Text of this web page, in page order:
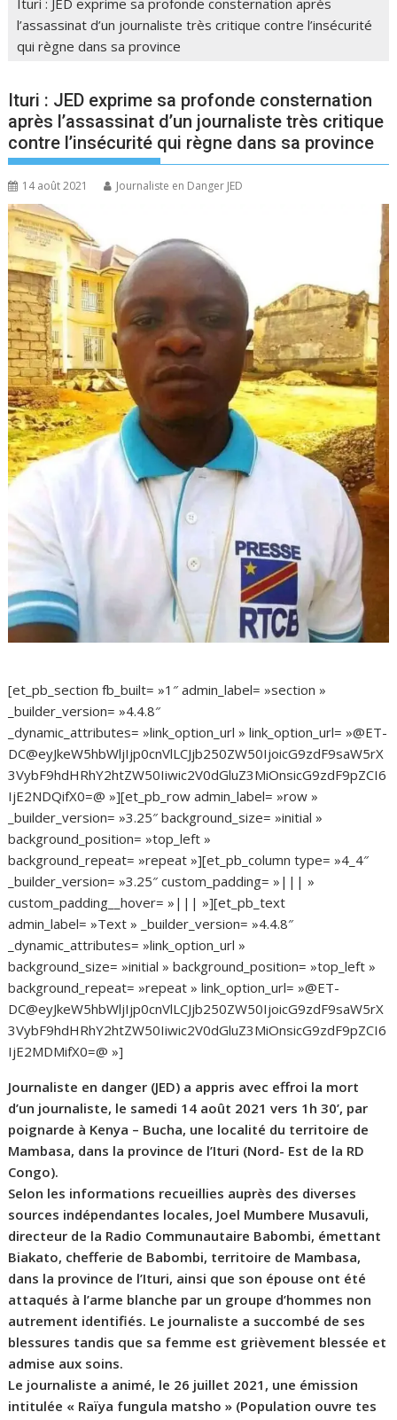
l’assassinat d’un journaliste très critique contre l’insécurité
qui règne dans sa province
Ituri : JED exprime sa profonde consternation
après l’assassinat d’un journaliste très critique
contre l’insécurité qui règne dans sa province
14 août 2021 Journaliste en Danger JED
[et_pb_section fb_built= »1″ admin_label= »section »
_builder_version= »4.4.8″
_dynamic_attributes= »link_option_url » link_option_url= »@ET-
DC@eyJkeW5hbWljIjp0cnVlLCJjb250ZW50IjoicG9zdF9saW5rX
3VybF9hdHRhY2htZW50Iiwic2V0dGluZ3MiOnsicG9zdF9pZCI6
IjE2NDQifX0=@ »][et_pb_row admin_label= »row »
_builder_version= »3.25″ background_size= »initial »
background_position= »top_left »
background_repeat= »repeat »][et_pb_column type= »4_4″
_builder_version= »3.25″ custom_padding= »||| »
custom_padding__hover= »||| »][et_pb_text
admin_label= »Text » _builder_version= »4.4.8″
_dynamic_attributes= »link_option_url »
background_size= »initial » background_position= »top_left »
background_repeat= »repeat » link_option_url= »@ET-
DC@eyJkeW5hbWljIjp0cnVlLCJjb250ZW50IjoicG9zdF9saW5rX
3VybF9hdHRhY2htZW50Iiwic2V0dGluZ3MiOnsicG9zdF9pZCI6
IjE2MDMifX0=@ »]
Journaliste en danger (JED) a appris avec effroi la mort
d’un journaliste, le samedi 14 août 2021 vers 1h 30’, par
poignarde à Kenya – Bucha, une localité du territoire de
Mambasa, dans la province de l’Ituri (Nord- Est de la RD
Congo).
Selon les informations recueillies auprès des diverses
sources indépendantes locales, Joel Mumbere Musavuli,
directeur de la Radio Communautaire Babombi, émettant
Biakato, chefferie de Babombi, territoire de Mambasa,
dans la province de l’Ituri, ainsi que son épouse ont été
attaqués à l’arme blanche par un groupe d’hommes non
autrement identifiés. Le journaliste a succombé de ses
blessures tandis que sa femme est grièvement blessée et
admise aux soins.
Le journaliste a animé, le 26 juillet 2021, une émission
intitulée « Raïya fungula matsho » (Population ouvre tes